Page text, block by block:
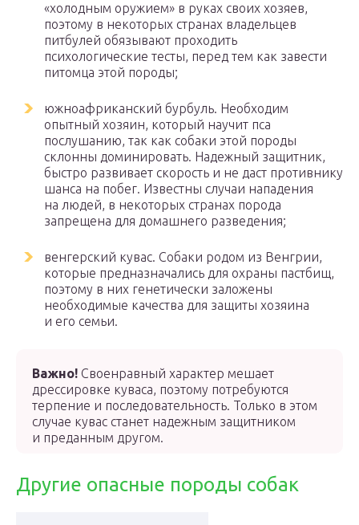
«холодным оружием» в руках своих хозяев,
поэтому в некоторых странах владельцев
питбулей обязывают проходить
психологические тесты, перед тем как завести
питомца этой породы;
южноафриканский бурбуль. Необходим
опытный хозяин, который научит пса
послушанию, так как собаки этой породы
склонны доминировать. Надежный защитник,
быстро развивает скорость и не даст противнику
шанса на побег. Известны случаи нападения
на людей, в некоторых странах порода
запрещена для домашнего разведения;
венгерский кувас. Собаки родом из Венгрии,
которые предназначались для охраны пастбищ,
поэтому в них генетически заложены
необходимые качества для защиты хозяина
и его семьи.
Важно! Своенравный характер мешает
дрессировке куваса, поэтому потребуются
терпение и последовательность. Только в этом
случае кувас станет надежным защитником
и преданным другом.
Другие опасные породы собак